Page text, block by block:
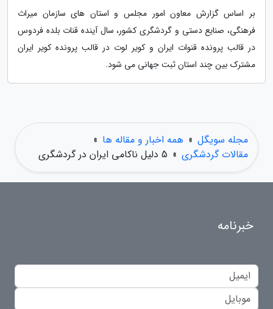
بر اساس گزارش معاون امور مجلس و استان های سازمان میراث
فرهنگی، صنایع دستی و گردشگری کشور، سال آینده قنات بلده فردوس
در قالب پرونده قنوات ایران و کویر لوت در قالب پرونده کویر ایران
مشترک بین چند استان ثبت جهانی می شود.
مجله سویگل » همه اخبار و مقاله ها »
مقالات گردشگری » 5 دلیل ناکامی ایران در گردشگری
خبرنامه